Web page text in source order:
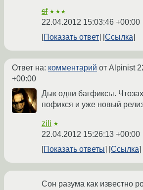
sf ★★★
22.04.2012 15:03:46 +00:00
Показать ответ
Ссылка
Ответ на: комментарий от Alpinist
+00:00
Дык одни багфиксы.
пофикся и уже новый
zili ★
22.04.2012 15:26:13 +00:00
Показать ответы
Ссылка
Сон разума как известно